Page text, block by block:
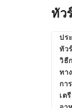
ทัว
ปร
ทัวร์
วิธี
ทาง
กา
เต